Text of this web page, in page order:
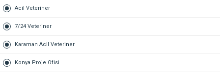
Acil Veteriner
7/24 Veteriner
Karaman Acil Veteriner
Konya Proje Ofisi